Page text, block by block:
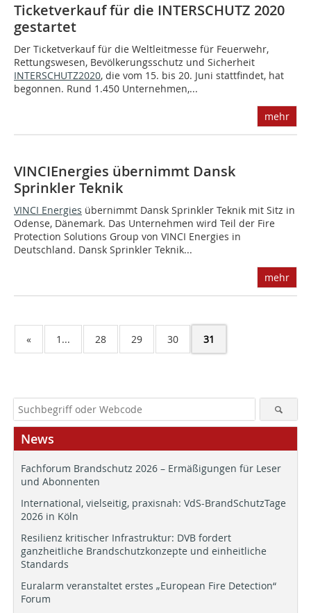
Ticketverkauf für die INTERSCHUTZ 2020
gestartet
Der Ticketverkauf für die Weltleitmesse für Feuerwehr,
Rettungswesen, Bevölkerungsschutz und Sicherheit
INTERSCHUTZ2020, die vom 15. bis 20. Juni stattfindet, hat
begonnen. Rund 1.450 Unternehmen,...
mehr
VINCIEnergies übernimmt Dansk
Sprinkler Teknik
VINCI Energies übernimmt Dansk Sprinkler Teknik mit Sitz in
Odense, Dänemark. Das Unternehmen wird Teil der Fire
Protection Solutions Group von VINCI Energies in
Deutschland. Dansk Sprinkler Teknik...
mehr
« 1... 28 29 30 31
News
Fachforum Brandschutz 2026 – Ermäßigungen für Leser
und Abonnenten
International, vielseitig, praxisnah: VdS-BrandSchutzTage
2026 in Köln
Resilienz kritischer Infrastruktur: DVB fordert
ganzheitliche Brandschutzkonzepte und einheitliche
Standards
Euralarm veranstaltet erstes „European Fire Detection“
Forum